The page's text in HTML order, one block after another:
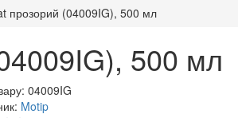
прозорий (04009IG), 500 мл
500 мл
04009IG
Motip